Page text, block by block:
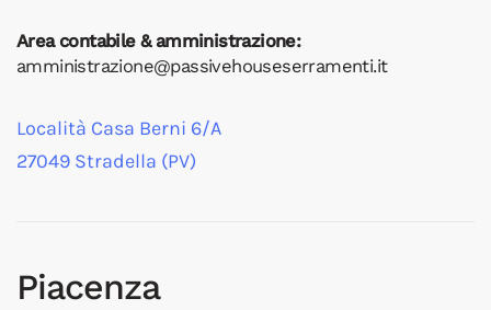
Area contabile & amministrazione:
amministrazione@passivehouseserramenti.it
Località Casa Berni 6/A
27049 Stradella (PV)
Piacenza